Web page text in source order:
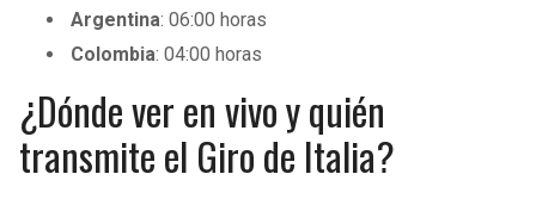
Argentina: 06:00 horas
Colombia: 04:00 horas
¿Dónde ver en vivo y quién
transmite el Giro de Italia?